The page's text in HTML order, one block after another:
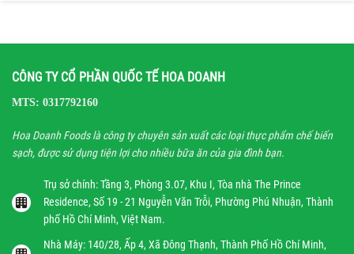
CÔNG TY CỔ PHẦN QUỐC TẾ HOA DOANH
MTS: 0317792160
Hoa Doanh Foods là công ty chuyên sản xuất các loại thực phẩm chế biến
sạch, được sử dụng tiện lợi cho nhiều bữa ăn của gia đình bạn.
Trụ sở chính: Tầng 3, Phòng 3.07, Khu I, Tòa nhà The Prince
Residence, Số 19 - 21 Nguyễn Văn Trỗi, Phường Phú Nhuận, Thành
phố Hồ Chí Minh, Việt Nam.
Nhà Máy: 140/28, Ấp 4, Xã Đông Thạnh, Thành Phố Hồ Chí Minh,